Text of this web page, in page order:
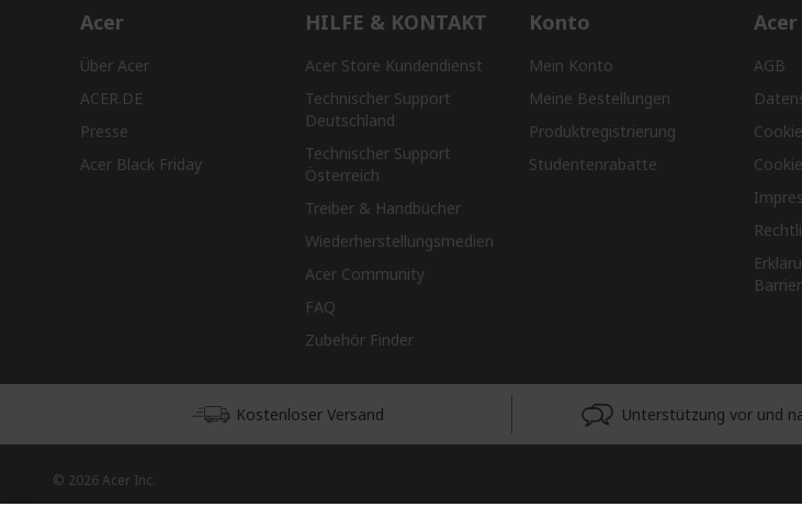
Acer
Über Acer
ACER.DE
Presse
Acer Black Friday
HILFE & KONTAKT
Acer Store Kundendienst
Technischer Support
Deutschland
Technischer Support
Österreich
Treiber & Handbücher
Wiederherstellungsmedien
Acer Community
FAQ
Zubehör Finder
Konto
Mein Konto
Meine Bestellungen
Produktregistrierung
Studentenrabatte
AGB
Kostenloser Versand Unterstützung vor und
© 2026 Acer Inc.
CPYou BV ist der autorisierte Wiederverkäufer und Händler der